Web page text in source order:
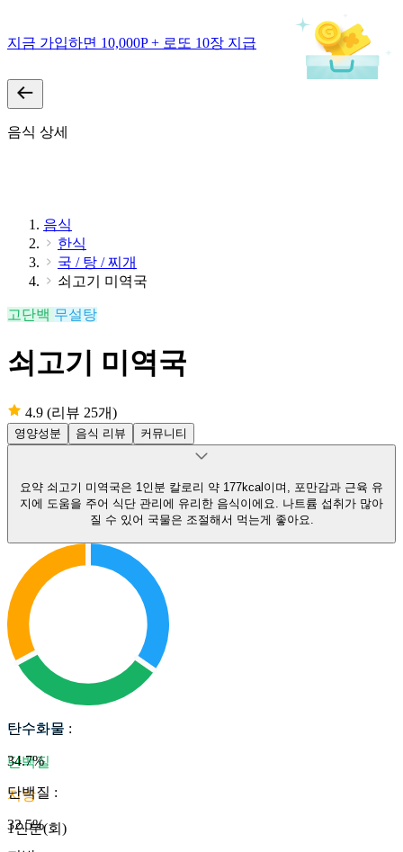
지금 가입하면 10,000P + 로또 10장 지급
음식 상세
음식
한식
국 / 탕 / 찌개
쇠고기 미역국
고단백 무설탕
쇠고기 미역국
4.9 (리뷰 25개)
영양성분 음식 리뷰 커뮤니티
요약 쇠고기 미역국은 1인분 칼로리 약 177kcal이며, 포만감과 근육 유
지에 도움을 주어 식단 관리에 유리한 음식이에요. 나트륨 섭취가 많아
질 수 있어 국물은 조절해서 먹는게 좋아요.
탄수화물
단백질
지방
1인분(회)
탄수화물 :
34.7%
단백질 :
32.5%